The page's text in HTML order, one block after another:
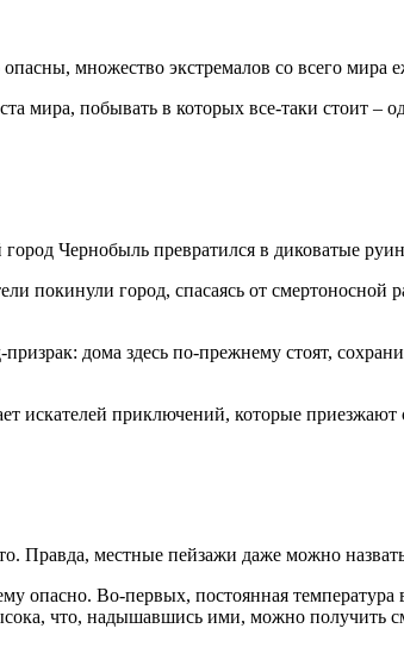
множество экстремалов со всего
мира, побывать в которых все-таки стоит –
Чернобыль превратился в диковатые
покинули город, спасаясь от
дома здесь по-прежнему стоят,
искателей приключений, которые
местные пейзажи даже можно
опасно. Во-первых, постоянная
что, надышавшись ими, можно получить